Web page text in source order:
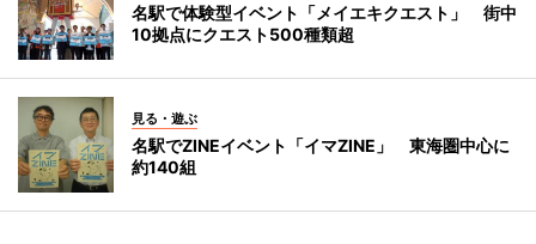
名駅で体験型イベント「メイエキクエスト」 街中
10拠点にクエスト500種類超
見る・遊ぶ
名駅でZINEイベント「イマZINE」 東海圏中心に
約140組